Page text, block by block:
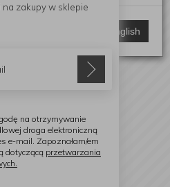
Switch to English
na zakupy w sklepie
na otrzymywanie
droga elektroniczną
e-mail. Zapoznałam/em
dotyczącą przetwarzania